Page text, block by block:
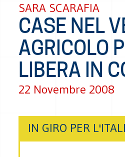
SARA SCARAFIA
CASE NEL
AGRICOLO
LIBERA IN
22 Novembre 2008
IN GIRO PER